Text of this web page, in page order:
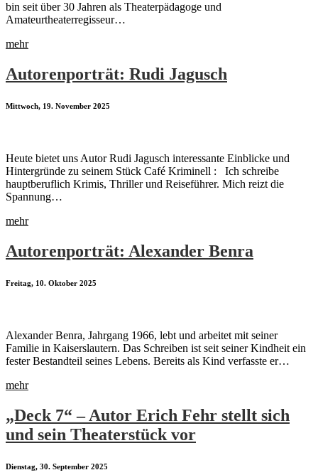
bin seit über 30 Jahren als Theaterpädagoge und
Amateurtheaterregisseur…
mehr
Autorenporträt: Rudi Jagusch
Mittwoch, 19. November 2025
Heute bietet uns Autor Rudi Jagusch interessante Einblicke und
Hintergründe zu seinem Stück Café Kriminell : Ich schreibe
hauptberuflich Krimis, Thriller und Reiseführer. Mich reizt die
Spannung…
mehr
Autorenporträt: Alexander Benra
Freitag, 10. Oktober 2025
Alexander Benra, Jahrgang 1966, lebt und arbeitet mit seiner
Familie in Kaiserslautern. Das Schreiben ist seit seiner Kindheit ein
fester Bestandteil seines Lebens. Bereits als Kind verfasste er…
mehr
„Deck 7“ – Autor Erich Fehr stellt sich
und sein Theaterstück vor
Dienstag, 30. September 2025